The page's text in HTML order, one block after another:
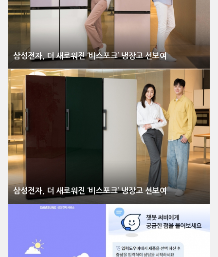
삼성전자, 더 새로워진 ‘비스포크’ 냉장고 선보여
삼성전자, 더 새로워진 ‘비스포크’ 냉장고 선보여